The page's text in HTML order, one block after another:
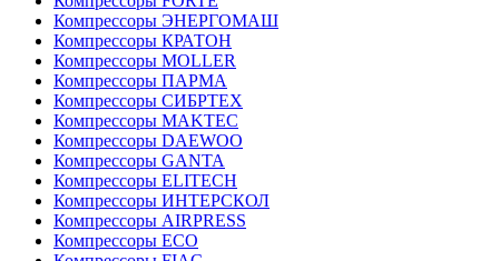
Компрессоры ЭНЕРГОМАШ
Компрессоры КРАТОН
Компрессоры MOLLER
Компрессоры ПАРМА
Компрессоры СИБРТЕХ
Компрессоры MAKTEC
Компрессоры DAEWOO
Компрессоры GANTA
Компрессоры ELITECH
Компрессоры ИНТЕРСКОЛ
Компрессоры AIRPRESS
Компрессоры ECO